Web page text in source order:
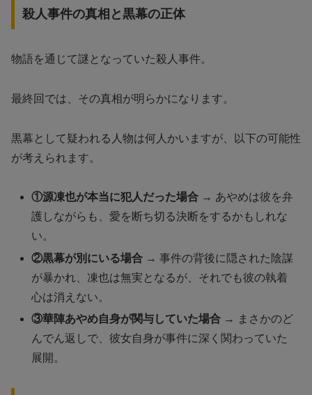
殺人事件の真相と黒幕の正体
物語を通じて謎となっていた殺人事件。
最終回では、その真相が明らかになります。
黒幕として疑われる人物は何人かいますが、以下の可能性
が考えられます。
①源凍也が本当に犯人だった場合 → あやめは彼を弁
護しながらも、愛を断ち切る決断をするかもしれな
い。
②黒幕が別にいる場合 → 事件の背後に隠された陰謀
が暴かれ、凍也は無実となるが、それでも彼の執着
心は消えない。
③華陣あやめ自身が関与していた場合 → まさかのど
んでん返しで、彼女自身が事件に深く関わっていた
展開。